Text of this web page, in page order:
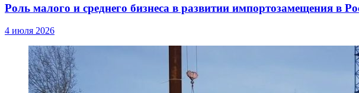
Роль малого и среднего бизнеса в развитии импортозамещения в
4 июля 2026